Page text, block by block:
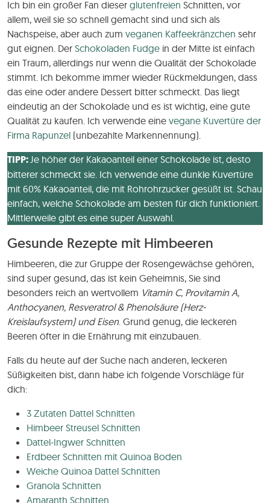
Ich bin ein großer Fan dieser glutenfreien Schnitten, vor
allem, weil sie so schnell gemacht sind und sich als
Nachspeise, aber auch zum veganen Kaffeekränzchen sehr
gut eignen. Der Schokoladen Fudge in der Mitte ist einfach
ein Traum, allerdings nur wenn die Qualität der Schokolade
stimmt. Ich bekomme immer wieder Rückmeldungen, dass
das eine oder andere Dessert bitter schmeckt. Das liegt
eindeutig an der Schokolade und es ist wichtig, eine gute
Qualität zu kaufen. Ich verwende eine vegane Kuvertüre der
Firma Rapunzel (unbezahlte Markennennung).
TIPP: Je höher der Kakaoanteil einer Schokolade ist, desto
bitterer schmeckt sie. Ich verwende eine dunkle Kuvertüre
mit 60% Kakaoanteil, die mit Rohrohrzucker gesüßt ist. Schau
einfach, welche Schokolade am besten für dich funktioniert.
Mittlerweile gibt es eine super Auswahl.
Gesunde Rezepte mit Himbeeren
Himbeeren, die zur Gruppe der Rosengewächse gehören,
sind super gesund, das ist kein Geheimnis, Sie sind
besonders reich an wertvollem Vitamin C, Provitamin A,
Anthocyanen, Resveratrol & Phenolsäure (Herz-
Kreislaufsystem) und Eisen. Grund genug, die leckeren
Beeren öfter in die Ernährung mit einzubauen.
Falls du heute auf der Suche nach anderen, leckeren
Süßigkeiten bist, dann habe ich folgende Vorschläge für
dich:
3 Zutaten Dattel Schnitten
Himbeer Streusel Schnitten
Dattel-Ingwer Schnitten
Erdbeer Schnitten mit Quinoa Boden
Weiche Quinoa Dattel Schnitten
Granola Schnitten
Amaranth Schnitten